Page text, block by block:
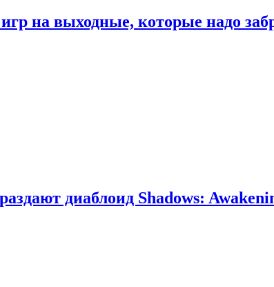
на выходные, которые надо
диаблоид Shadows: